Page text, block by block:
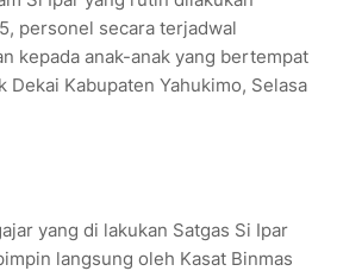
personel secara terjadwal
kepada anak-anak yang bertempat
Dekai Kabupaten Yahukimo, Selasa
yang di lakukan Satgas Si Ipar
langsung oleh Kasat Binmas